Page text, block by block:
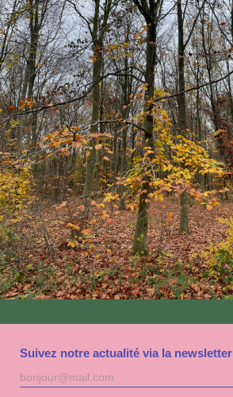
Suivez notre actualité via la newsletter
Adresse
mail